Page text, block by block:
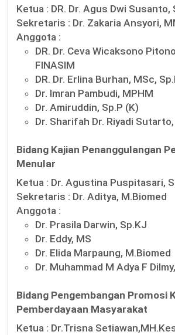
Ketua : DR. Dr. Agus Dwi Susanto,
Sekretaris : Dr. Zakaria Ansyori,
Anggota :
DR. Dr. Ceva Wicaksono
FINASIM
DR. Dr. Erlina Burhan, MSc,
Dr. Imran Pambudi, MPHM
Dr. Amiruddin, Sp.P (K)
Dr. Sharifah Dr. Riyadi Sutarto,
Bidang Kajian Penanggulangan
Menular
Ketua : Dr. Agustina Puspitasari,
Sekretaris : Dr. Aditya, M.Biomed
Anggota :
Dr. Prasila Darwin, Sp.KJ
Dr. Eddy, MS
Dr. Elida Marpaung, M.Biomed
Dr. Muhammad M Adya F
Bidang Pengembangan Promosi
Pemberdayaan Masyarakat
Ketua : Dr.Trisna